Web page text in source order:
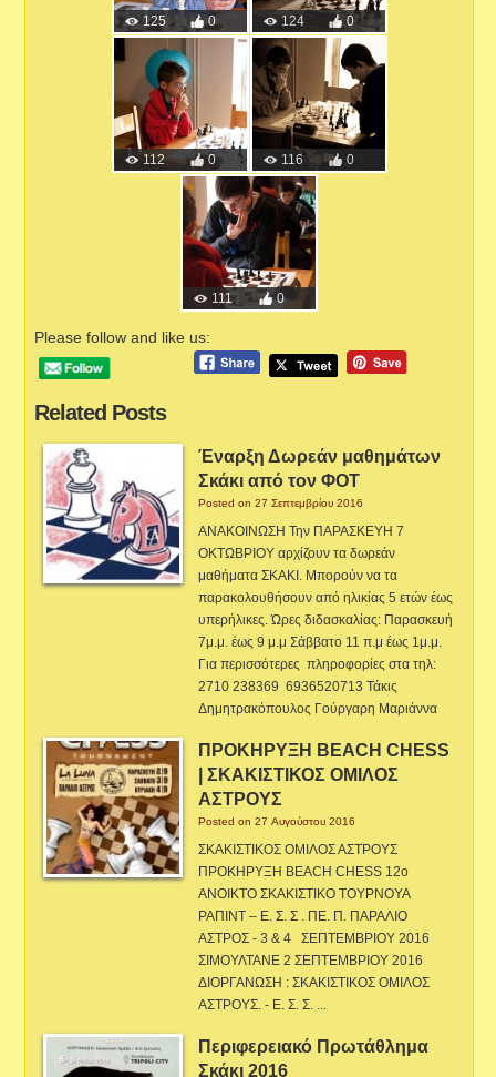
125 0 124 0
112 0 116 0
111 0
Please follow and like us:
Related Posts
Έναρξη Δωρεάν μαθημάτων
Σκάκι από τον ΦΟΤ
Posted on 27 Σεπτεμβρίου 2016
ΑΝΑΚΟΙΝΩΣΗ Την ΠΑΡΑΣΚΕΥΗ 7
ΟΚΤΩΒΡΙΟΥ αρχίζουν τα δωρεάν
μαθήματα ΣΚΑΚΙ. Μπορούν να τα
παρακολουθήσουν από ηλικίας 5 ετών έως
υπερήλικες. Ώρες διδασκαλίας: Παρασκευή
7μ.μ. έως 9 μ.μ Σάββατο 11 π.μ έως 1μ.μ.
Για περισσότερες πληροφορίες στα τηλ:
2710 238369 6936520713 Τάκις
Δημητρακόπουλος Γούργαρη Μαριάννα
ΠΡΟΚΗΡΥΞΗ BEACH CHESS
| ΣΚΑΚΙΣΤΙΚΟΣ ΟΜΙΛΟΣ
ΑΣΤΡΟΥΣ
Posted on 27 Αυγούστου 2016
ΣΚΑΚΙΣΤΙΚΟΣ ΟΜΙΛΟΣ ΑΣΤΡΟΥΣ
ΠΡΟΚΗΡΥΞΗ BEACH CHESS 12ο
ΑΝΟΙΚΤΟ ΣΚΑΚΙΣΤΙΚΟ ΤΟΥΡΝΟΥΑ
ΡΑΠΙΝΤ – Ε. Σ. Σ . ΠΕ. Π. ΠΑΡΑΛΙΟ
ΑΣΤΡΟΣ - 3 & 4 ΣΕΠΤΕΜΒΡΙΟΥ 2016
ΣΙΜΟΥΛΤΑΝΕ 2 ΣΕΠΤΕΜΒΡΙΟΥ 2016
ΔΙΟΡΓΑΝΩΣΗ : ΣΚΑΚΙΣΤΙΚΟΣ ΟΜΙΛΟΣ
ΑΣΤΡΟΥΣ. - Ε. Σ. Σ. ...
Περιφερειακό Πρωτάθλημα
Σκάκι 2016